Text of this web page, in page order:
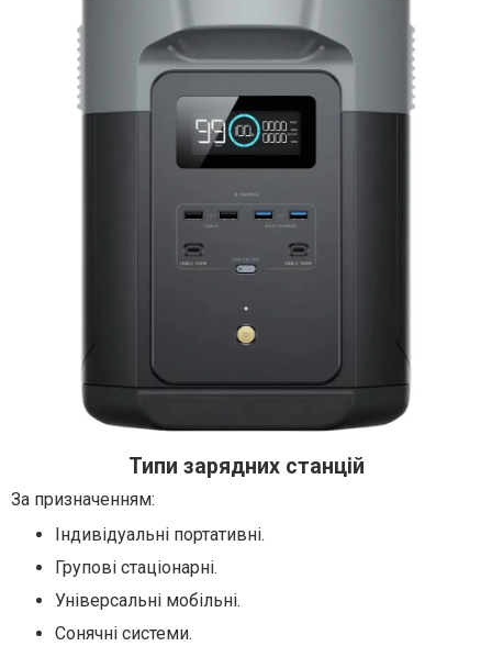
Типи зарядних станцій
За призначенням:
Індивідуальні портативні.
Групові стаціонарні.
Універсальні мобільні.
Сонячні системи.